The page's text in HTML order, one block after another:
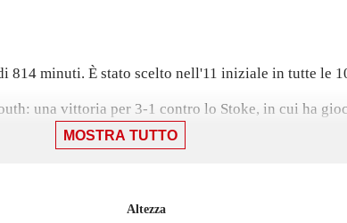
minuti. È stato scelto nell'11 iniziale in tutte le
una vittoria per 3-1 contro lo Stoke, in cui ha
portiere ha collezionato 6 presenze in campionato
MOSTRA TUTTO
Altezza